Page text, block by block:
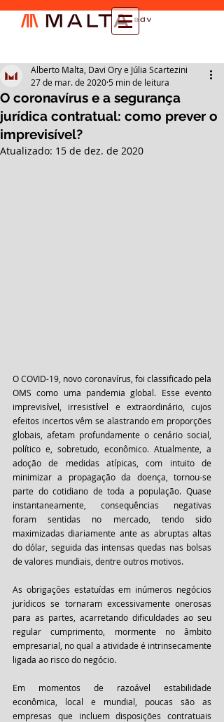
O coronavírus e a segurança
jurídica contratual: como prever o
imprevisível?
Alberto Malta, Davi Ory e Júlia Scartezini
27 de mar. de 2020 5 min de leitura
Atualizado: 15 de dez. de 2020
O COVID-19, novo coronavírus, foi classificado pela
OMS como uma pandemia global. Esse evento
imprevisível, irresistível e extraordinário, cujos
efeitos incertos vêm se alastrando em proporções
globais, afetam profundamente o cenário social,
político e, sobretudo, econômico. Atualmente, a
adoção de medidas atípicas, com intuito de
minimizar a propagação da doença, tornou-se
parte do cotidiano de toda a população. Quase
instantaneamente, consequências negativas
foram sentidas no mercado, tendo sido
maximizadas diariamente ante as abruptas altas
do dólar, seguida das intensas quedas nas bolsas
de valores mundiais, dentre outros motivos.
As obrigações estatuídas em inúmeros negócios
jurídicos se tornaram excessivamente onerosas
para as partes, acarretando dificuldades ao seu
regular cumprimento, mormente no âmbito
empresarial, no qual a atividade é intrinsecamente
ligada ao risco do negócio.
Em momentos de razoável estabilidade
econômica, local e mundial, poucas são as
empresas que incluem disposições contratuais